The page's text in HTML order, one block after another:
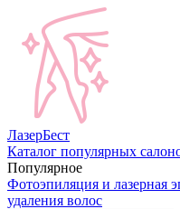
ЛазерБест
Каталог популярных
Популярное
Фотоэпиляция и лазерная
удаления волос